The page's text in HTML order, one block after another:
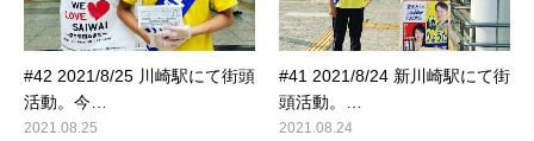
#42 2021/8/25 川崎駅にて街頭
活動。今…
2021.08.25
#41 2021/8/24 新川崎駅にて街
頭活動。…
2021.08.24